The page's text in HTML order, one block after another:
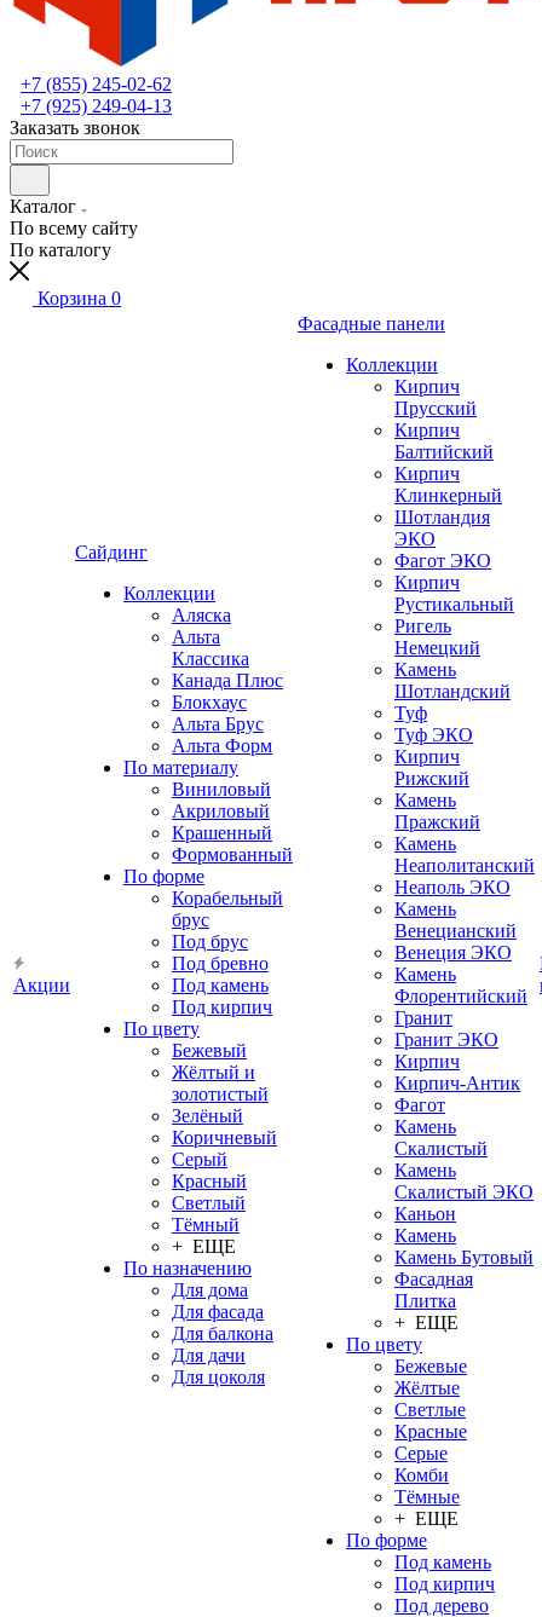
+7 (855) 245-02-62
+7 (925) 249-04-13
Заказать звонок
Каталог
По всему сайту
По каталогу
Корзина 0
Акции
Сайдинг
Коллекции
Аляска
Альта
Классика
Канада Плюс
Блокхаус
Альта Брус
Альта Форм
По материалу
Виниловый
Акриловый
Крашенный
Формованный
По форме
Корабельный
брус
Под брус
Под бревно
Под камень
Под кирпич
По цвету
Бежевый
Жёлтый и
золотистый
Зелёный
Коричневый
Серый
Красный
Светлый
Тёмный
+ ЕЩЕ
По назначению
Для дома
Для фасада
Для балкона
Для дачи
Для цоколя
Фасадные панели
Коллекции
Кирпич
Прусский
Кирпич
Балтийский
Кирпич
Клинкерный
Шотландия
ЭКО
Фагот ЭКО
Кирпич
Рустикальный
Ригель
Немецкий
Камень
Шотландский
Туф
Туф ЭКО
Кирпич
Рижский
Камень
Пражский
Камень
Неаполитанский
Неаполь ЭКО
Камень
Венецианский
Венеция ЭКО
Камень
Флорентийский
Гранит
Гранит ЭКО
Кирпич
Кирпич-Антик
Фагот
Камень
Скалистый
Камень
Скалистый ЭКО
Каньон
Камень
Камень Бутовый
Фасадная
Плитка
+ ЕЩЕ
По цвету
Бежевые
Жёлтые
Светлые
Красные
Серые
Комби
Тёмные
+ ЕЩЕ
По форме
Под камень
Под кирпич
Под дерево